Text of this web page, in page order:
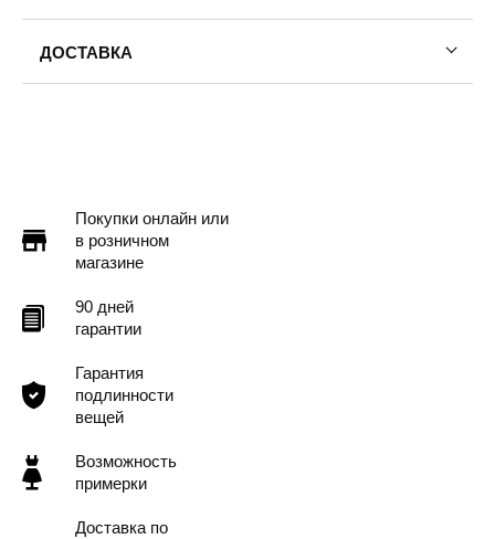
ДОСТАВКА
Пермь — бесплатно
Покупки онлайн или
в розничном
магазине
90 дней
гарантии
Гарантия
подлинности
вещей
Возможность
примерки
Доставка по